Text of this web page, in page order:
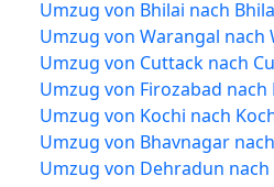
Umzug von Bhilai nach
Umzug von Warangal nach
Umzug von Cuttack nach
Umzug von Firozabad nach
Umzug von Kochi nach
Umzug von Bhavnagar
Umzug von Dehradun